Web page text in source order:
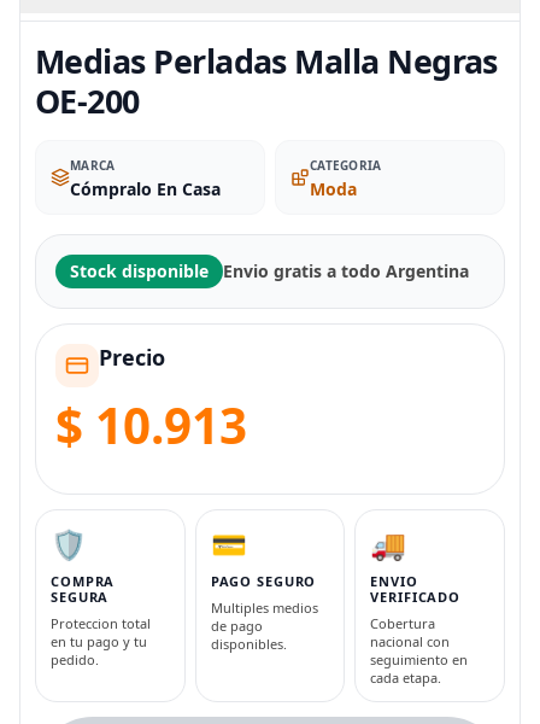
Medias Perladas Malla Negras
OE-200
MARCA
Cómpralo En Casa
CATEGORIA
Moda
Stock disponible Envio gratis a todo Argentina
Precio
$ 10.913
🛡️
COMPRA
SEGURA
Proteccion total
en tu pago y tu
pedido.
💳
PAGO SEGURO
Multiples medios
de pago
disponibles.
🚚
ENVIO
VERIFICADO
Cobertura
nacional con
seguimiento en
cada etapa.